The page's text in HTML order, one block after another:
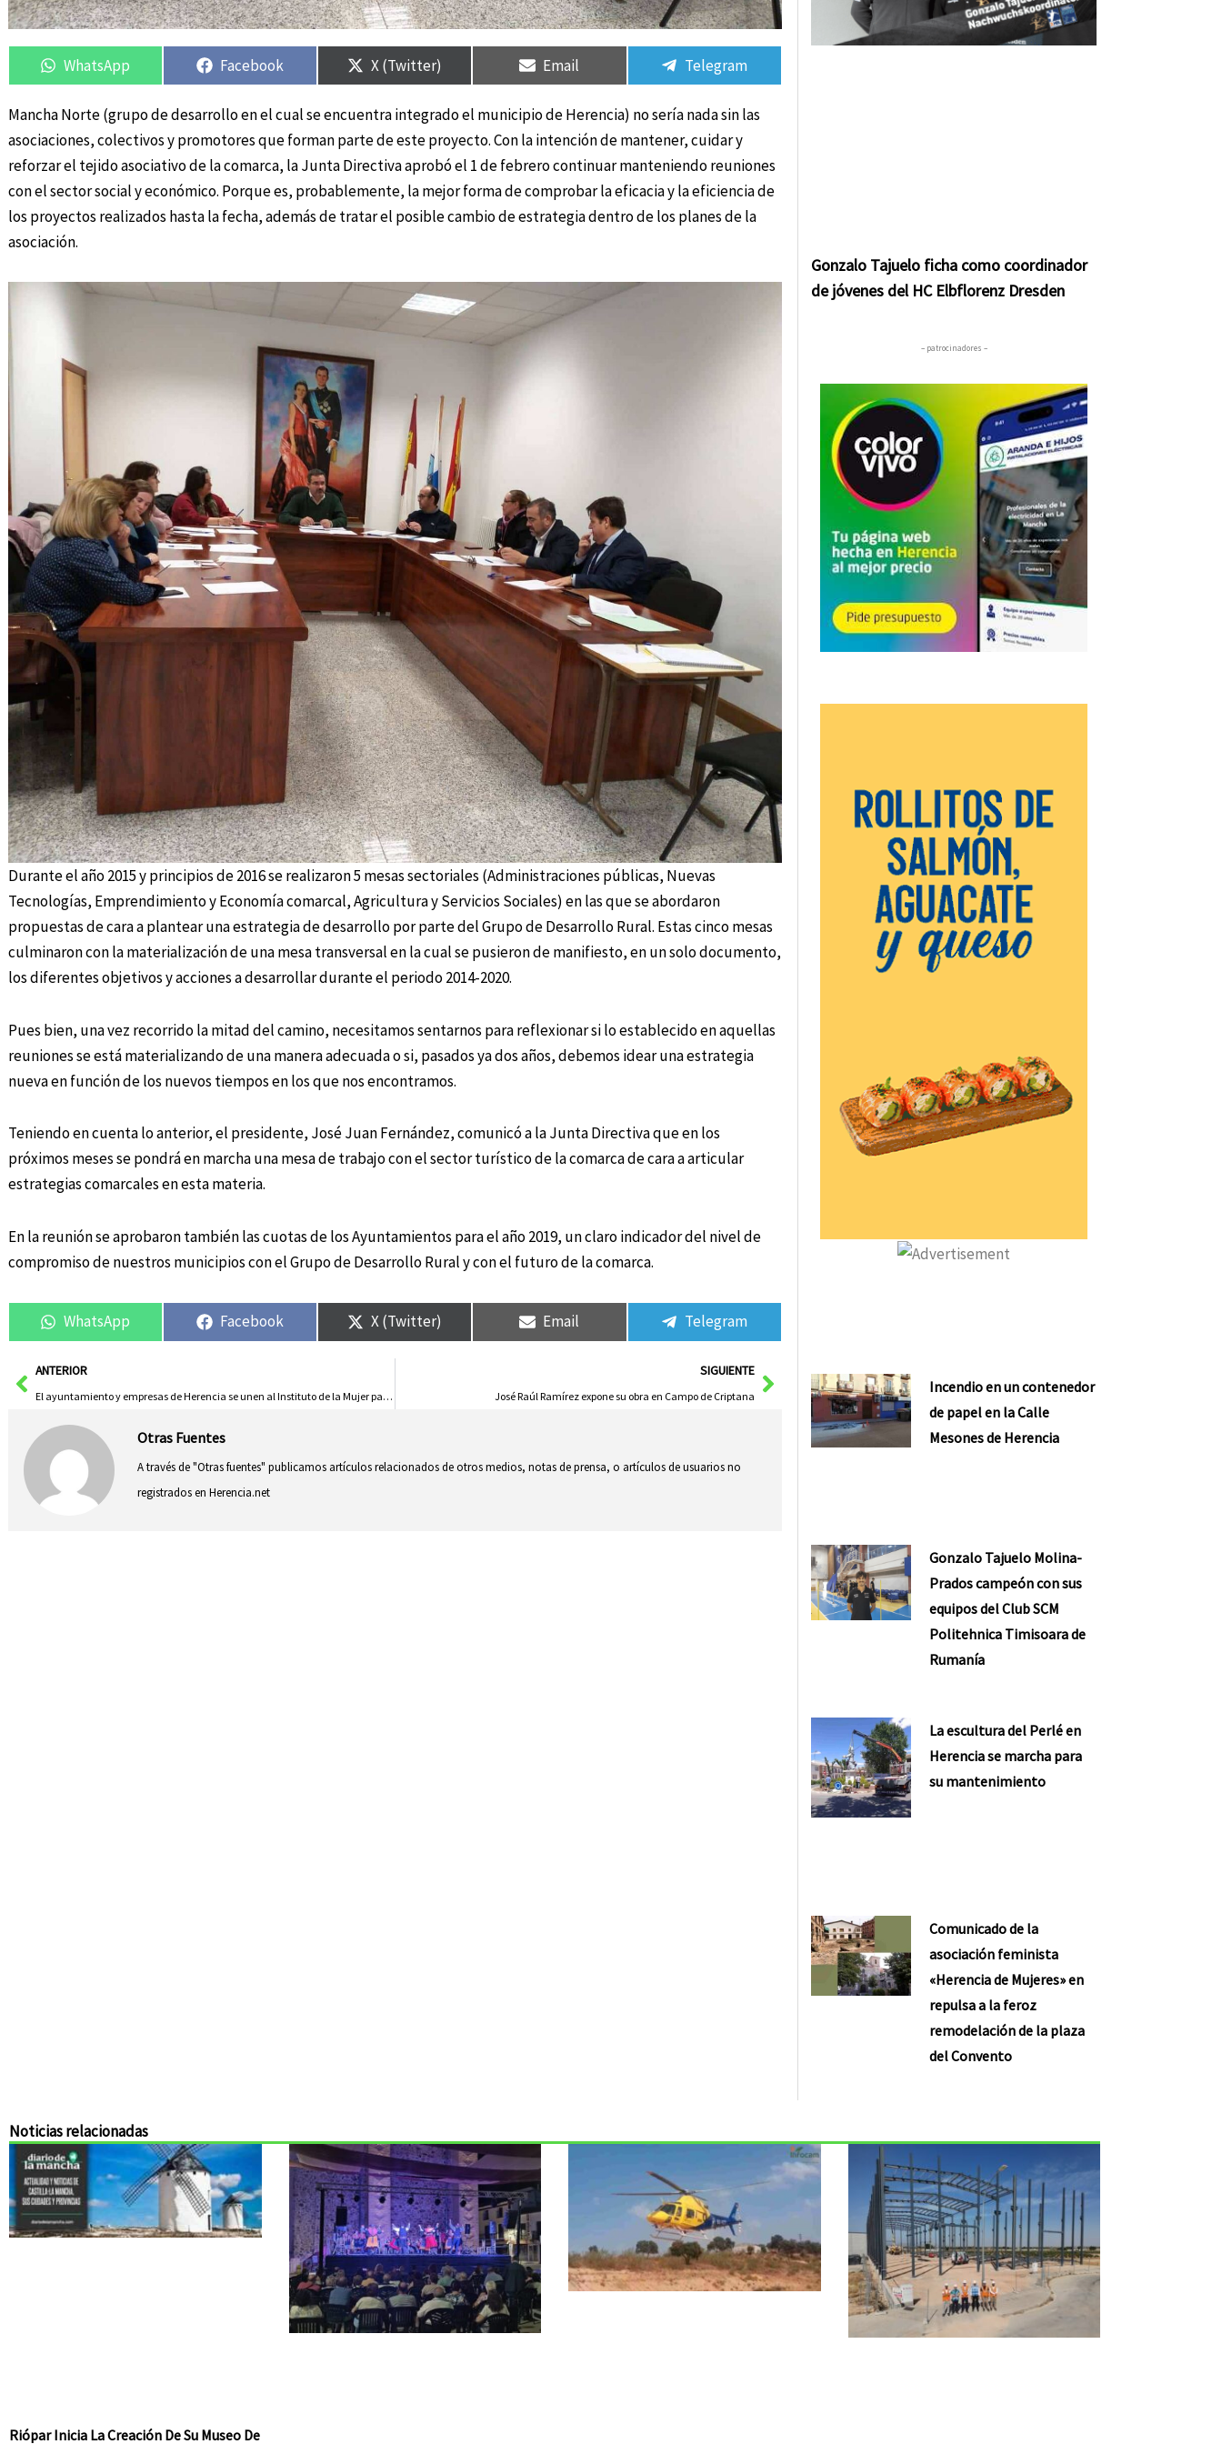
Compartir
en
WhatsApp
Compartir
en
Facebook
Compartir
en
X (Twitter)
Compartir
en
Email
Compartir
en
Telegram
Mancha Norte (grupo de desarrollo en el cual se encuentra integrado el municipio de Herencia) no sería nada sin las
asociaciones, colectivos y promotores que forman parte de este proyecto. Con la intención de mantener, cuidar y
reforzar el tejido asociativo de la comarca, la Junta Directiva aprobó el 1 de febrero continuar manteniendo reuniones
con el sector social y económico. Porque es, probablemente, la mejor forma de comprobar la eficacia y la eficiencia de
los proyectos realizados hasta la fecha, además de tratar el posible cambio de estrategia dentro de los planes de la
asociación.
Durante el año 2015 y principios de 2016 se realizaron 5 mesas sectoriales (Administraciones públicas, Nuevas
Tecnologías, Emprendimiento y Economía comarcal, Agricultura y Servicios Sociales) en las que se abordaron
propuestas de cara a plantear una estrategia de desarrollo por parte del Grupo de Desarrollo Rural. Estas cinco mesas
culminaron con la materialización de una mesa transversal en la cual se pusieron de manifiesto, en un solo documento,
los diferentes objetivos y acciones a desarrollar durante el periodo 2014-2020.
Pues bien, una vez recorrido la mitad del camino, necesitamos sentarnos para reflexionar si lo establecido en aquellas
reuniones se está materializando de una manera adecuada o si, pasados ya dos años, debemos idear una estrategia
nueva en función de los nuevos tiempos en los que nos encontramos.
Teniendo en cuenta lo anterior, el presidente, José Juan Fernández, comunicó a la Junta Directiva que en los
próximos meses se pondrá en marcha una mesa de trabajo con el sector turístico de la comarca de cara a articular
estrategias comarcales en esta materia.
En la reunión se aprobaron también las cuotas de los Ayuntamientos para el año 2019, un claro indicador del nivel de
compromiso de nuestros municipios con el Grupo de Desarrollo Rural y con el futuro de la comarca.
Compartir
en
WhatsApp
Compartir
en
Facebook
Compartir
en
X (Twitter)
Compartir
en
Email
Compartir
en
Telegram
AntANTERIOR
El ayuntamiento y empresas de Herencia se unen al Instituto de la Mujer para luchar contra la violencia de género
SIGUIENTE
José Raúl Ramírez expone su obra en Campo de Criptana
Siguiente
Otras Fuentes
A través de "Otras fuentes" publicamos artículos relacionados de otros medios, notas de prensa, o artículos de usuarios no
registrados en Herencia.net
Gonzalo Tajuelo ficha como coordinador
de jóvenes del HC Elbflorenz Dresden
– patrocinadores –
Incendio en un contenedor
de papel en la Calle
Mesones de Herencia
Gonzalo Tajuelo Molina-
Prados campeón con sus
equipos del Club SCM
Politehnica Timisoara de
Rumanía
La escultura del Perlé en
Herencia se marcha para
su mantenimiento
Comunicado de la
asociación feminista
«Herencia de Mujeres» en
repulsa a la feroz
remodelación de la plaza
del Convento
Noticias relacionadas
Riópar Inicia La Creación De Su Museo De